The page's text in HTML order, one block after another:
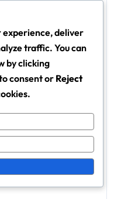
Franz
o impacto de
dentro do futebol
é inegável.
da resiliência e
jovens
os seus sonhos no
experience, deliver
traffic. You can
by clicking
consent or Reject